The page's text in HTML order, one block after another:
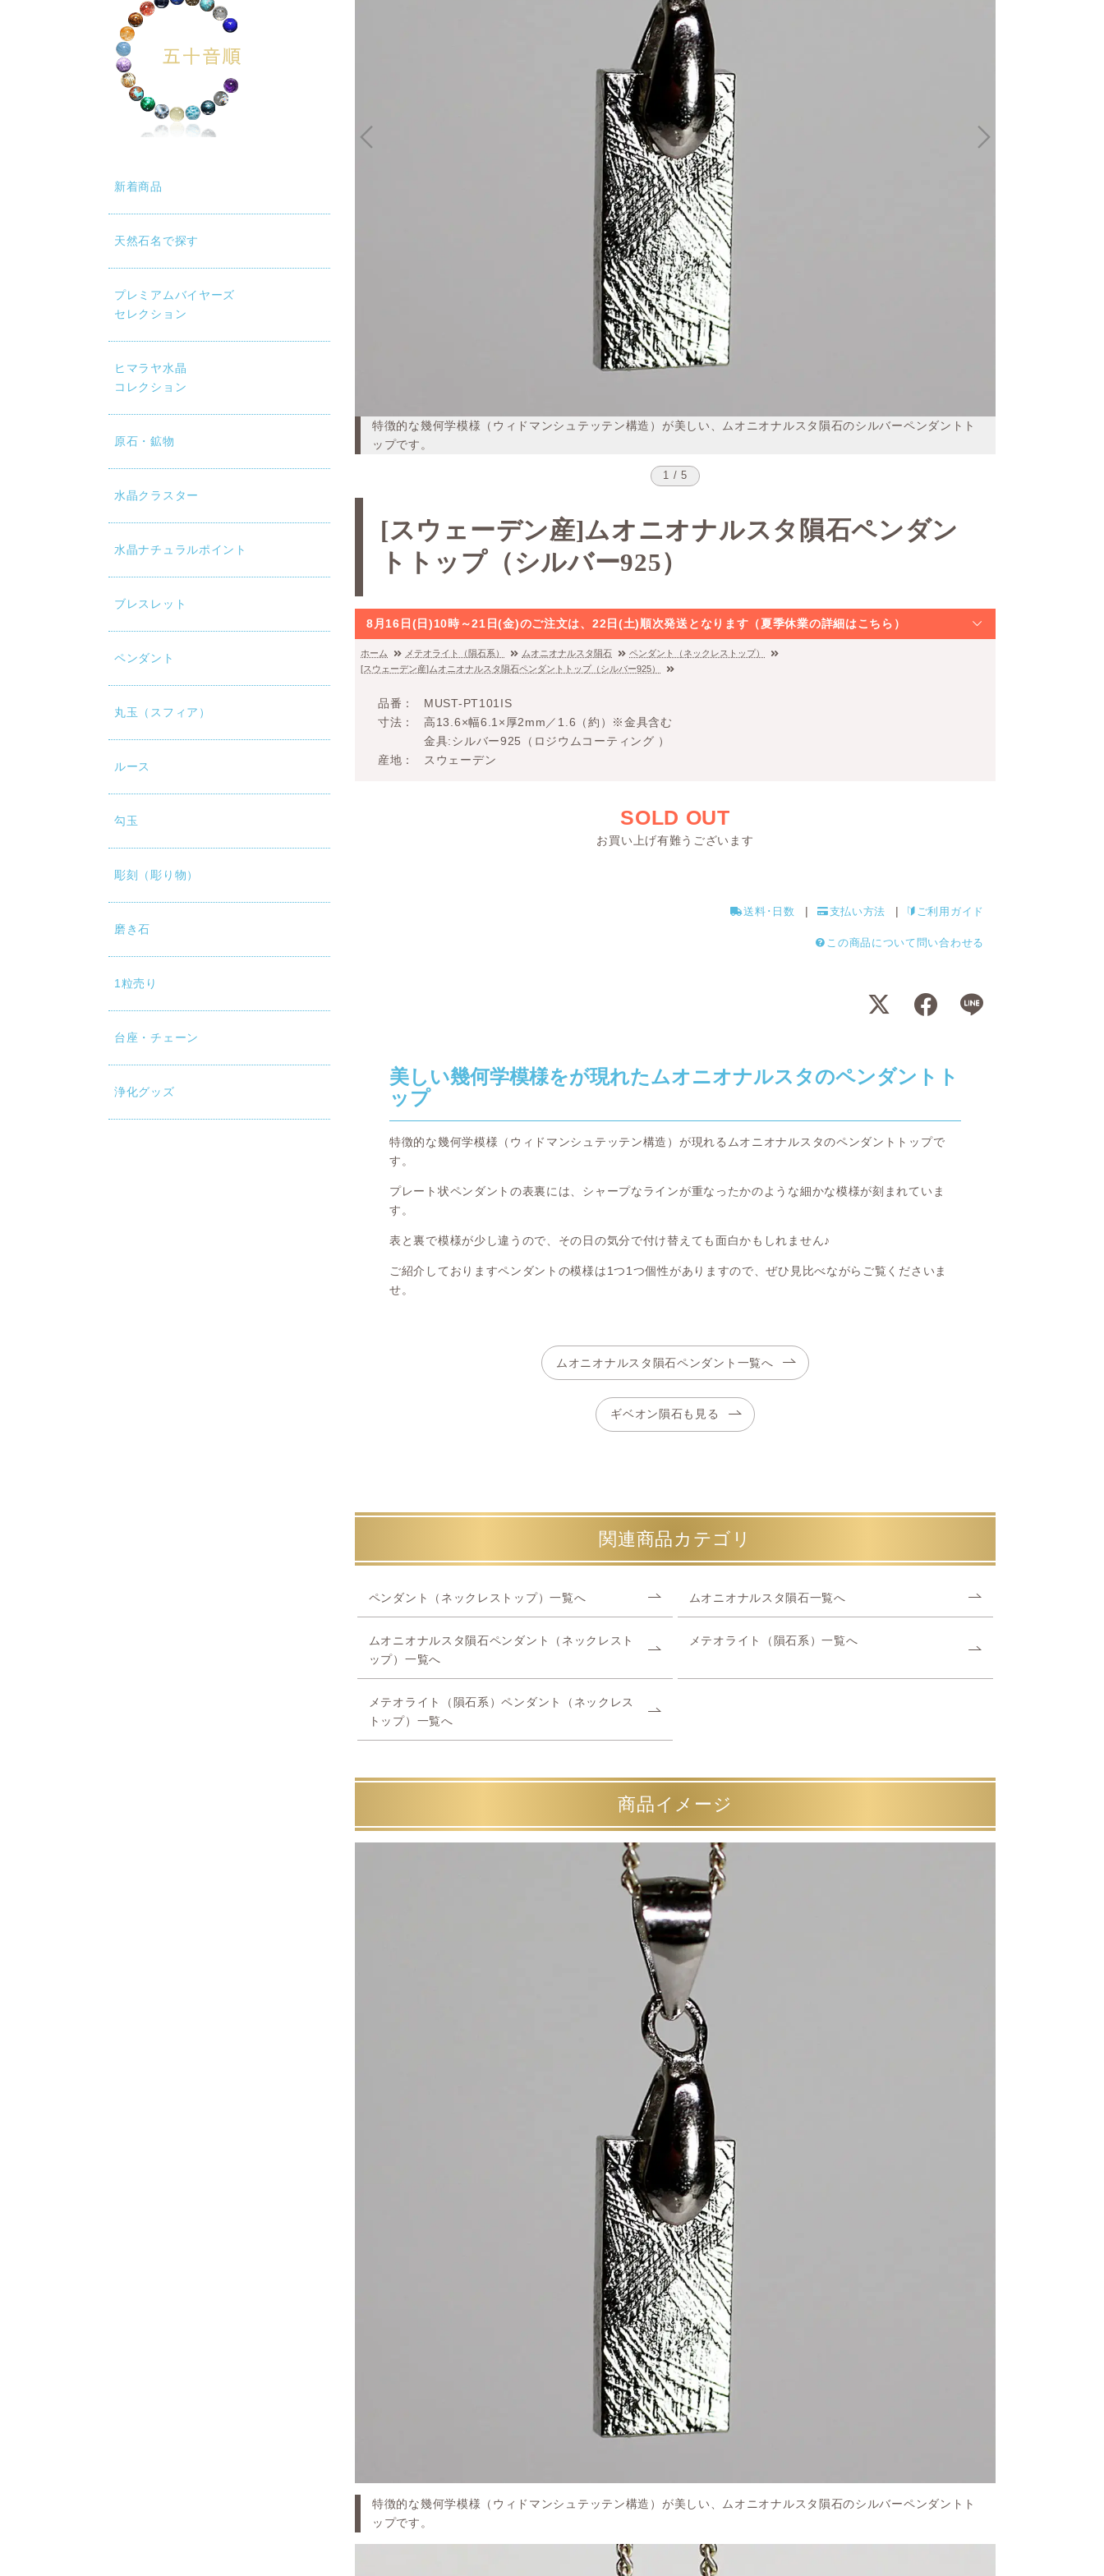
新着商品
天然石名で探す
プレミアムバイヤーズ
セレクション
ヒマラヤ水晶
コレクション
原石・鉱物
水晶クラスター
水晶ナチュラルポイント
ブレスレット
ペンダント
丸玉（スフィア）
ルース
勾玉
彫刻（彫り物）
磨き石
1粒売り
台座・チェーン
浄化グッズ
特徴的な幾何学模様（ウィドマンシュテッテン構造）が美しい、ムオニオナルスタ隕石のシルバーペンダントト
ップです。
1 / 5
[スウェーデン産]ムオニオナルスタ隕石ペンダン
トトップ（シルバー925）
8月16日(日)10時～21日(金)のご注文は、22日(土)順次発送となります（夏季休業の詳細はこちら）
ホーム メテオライト（隕石系） ムオニオナルスタ隕石
ペンダント（ネックレストップ）
[スウェーデン産]ムオニオナルスタ隕石ペンダントトップ（シルバー925）
品番
MUST-PT101IS
寸法
高13.6×幅6.1×厚2mm／1.6（約）※金具含む
金具:シルバー925（ロジウムコーティング ）
産地
スウェーデン
SOLD OUT
お買い上げ有難うございます
送料･日数 支払い方法 ご利用ガイド
この商品について問い合わせる
美しい幾何学模様をが現れたムオニオナルスタのペンダントト
ップ
特徴的な幾何学模様（ウィドマンシュテッテン構造）が現れるムオニオナルスタのペンダントトップで
す。
プレート状ペンダントの表裏には、シャープなラインが重なったかのような細かな模様が刻まれていま
す。
表と裏で模様が少し違うので、その日の気分で付け替えても面白かもしれません♪
ご紹介しておりますペンダントの模様は1つ1つ個性がありますので、ぜひ見比べながらご覧くださいま
せ。
ムオニオナルスタ隕石ペンダント一覧へ
ギベオン隕石も見る
関連商品カテゴリ
ペンダント（ネックレストップ）一覧へ ムオニオナルスタ隕石一覧へ
ムオニオナルスタ隕石ペンダント（ネックレスト
ップ）一覧へ
メテオライト（隕石系）一覧へ
メテオライト（隕石系）ペンダント（ネックレス
トップ）一覧へ
商品イメージ
特徴的な幾何学模様（ウィドマンシュテッテン構造）が美しい、ムオニオナルスタ隕石のシルバーペンダントト
ップです。